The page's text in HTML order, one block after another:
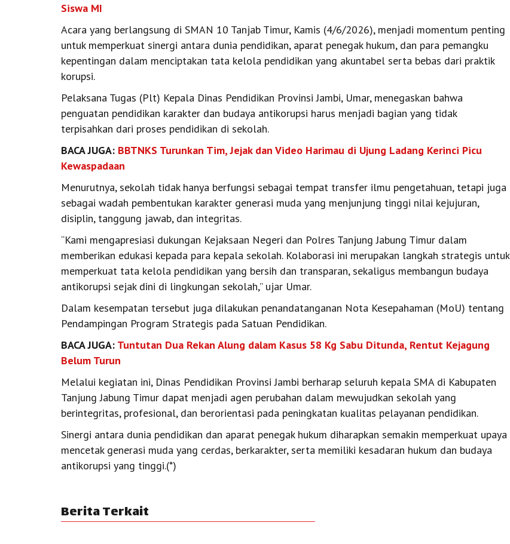
Siswa MI
Acara yang berlangsung di SMAN 10 Tanjab Timur, Kamis (4/6/2026), menjadi momentum penting
untuk memperkuat sinergi antara dunia pendidikan, aparat penegak hukum, dan para pemangku
kepentingan dalam menciptakan tata kelola pendidikan yang akuntabel serta bebas dari praktik
korupsi.
Pelaksana Tugas (Plt) Kepala Dinas Pendidikan Provinsi Jambi, Umar, menegaskan bahwa
penguatan pendidikan karakter dan budaya antikorupsi harus menjadi bagian yang tidak
terpisahkan dari proses pendidikan di sekolah.
BACA JUGA: BBTNKS Turunkan Tim, Jejak dan Video Harimau di Ujung Ladang Kerinci Picu
Kewaspadaan
Menurutnya, sekolah tidak hanya berfungsi sebagai tempat transfer ilmu pengetahuan, tetapi juga
sebagai wadah pembentukan karakter generasi muda yang menjunjung tinggi nilai kejujuran,
disiplin, tanggung jawab, dan integritas.
“Kami mengapresiasi dukungan Kejaksaan Negeri dan Polres Tanjung Jabung Timur dalam
memberikan edukasi kepada para kepala sekolah. Kolaborasi ini merupakan langkah strategis untuk
memperkuat tata kelola pendidikan yang bersih dan transparan, sekaligus membangun budaya
antikorupsi sejak dini di lingkungan sekolah,” ujar Umar.
Dalam kesempatan tersebut juga dilakukan penandatanganan Nota Kesepahaman (MoU) tentang
Pendampingan Program Strategis pada Satuan Pendidikan.
BACA JUGA: Tuntutan Dua Rekan Alung dalam Kasus 58 Kg Sabu Ditunda, Rentut Kejagung
Belum Turun
Melalui kegiatan ini, Dinas Pendidikan Provinsi Jambi berharap seluruh kepala SMA di Kabupaten
Tanjung Jabung Timur dapat menjadi agen perubahan dalam mewujudkan sekolah yang
berintegritas, profesional, dan berorientasi pada peningkatan kualitas pelayanan pendidikan.
Sinergi antara dunia pendidikan dan aparat penegak hukum diharapkan semakin memperkuat upaya
mencetak generasi muda yang cerdas, berkarakter, serta memiliki kesadaran hukum dan budaya
antikorupsi yang tinggi.(*)
Berita Terkait